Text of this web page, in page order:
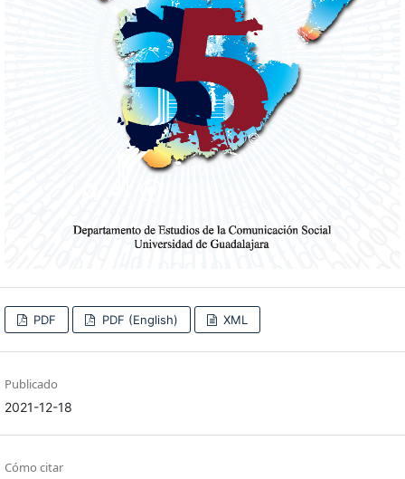
PDF PDF (English) XML
Publicado
2021-12-18
Cómo citar